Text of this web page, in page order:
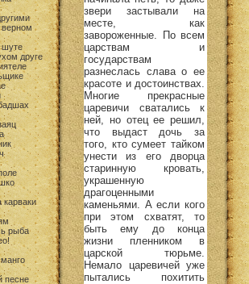
шуте
друге
карваки
рыба
песне
звери застывали на
месте, как
завороженные. По всем
царствам и
государствам
разнеслась слава о ее
красоте и достоинствах.
Многие прекрасные
царевичи сватались к
ней, но отец ее решил,
что выдаст дочь за
того, кто сумеет тайком
унести из его дворца
старинную кровать,
украшенную
драгоценными
каменьями. А если кого
при этом схватят, то
быть ему до конца
жизни пленником в
царской тюрьме.
Немало царевичей уже
пытались похитить